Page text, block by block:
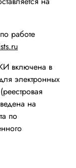
работе
включена в
электронных
на
по